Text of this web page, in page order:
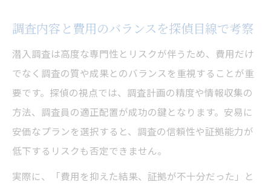
調査内容と費用のバランスを探偵目線で考察
潜入調査は高度な専門性とリスクが伴うため、費用だけ
でなく調査の質や成果とのバランスを重視することが重
要です。探偵の視点では、調査計画の精度や情報収集の
方法、調査員の適正配置が成功の鍵となります。安易に
安価なプランを選択すると、調査の信頼性や証拠能力が
低下するリスクも否定できません。
実際に、「費用を抑えた結果、証拠が不十分だった」と